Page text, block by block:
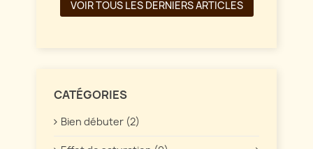
VOIR TOUS LES DERNIERS ARTICLES
CATÉGORIES
Bien débuter (2)